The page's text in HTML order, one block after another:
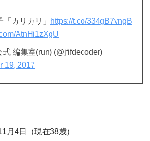
「カリカリ」
https://t.co/334gB7vngB
AtnHi1zXgU
編集室(run) (@jfifdecoder)
19, 2017
月4日（現在38歳）